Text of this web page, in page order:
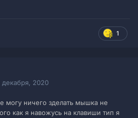
1
декабря, 2020
могу ничего зделать мышка не
как я навожусь на клавиши тип я